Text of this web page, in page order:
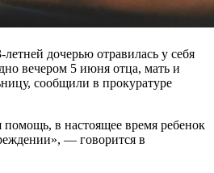
дочерью отравилась у себя
вечером 5 июня отца, мать и
сообщили в прокуратуре
помощь, в настоящее время ребенок
— говорится в